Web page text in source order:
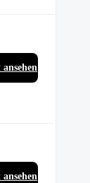
ansehen
ansehen